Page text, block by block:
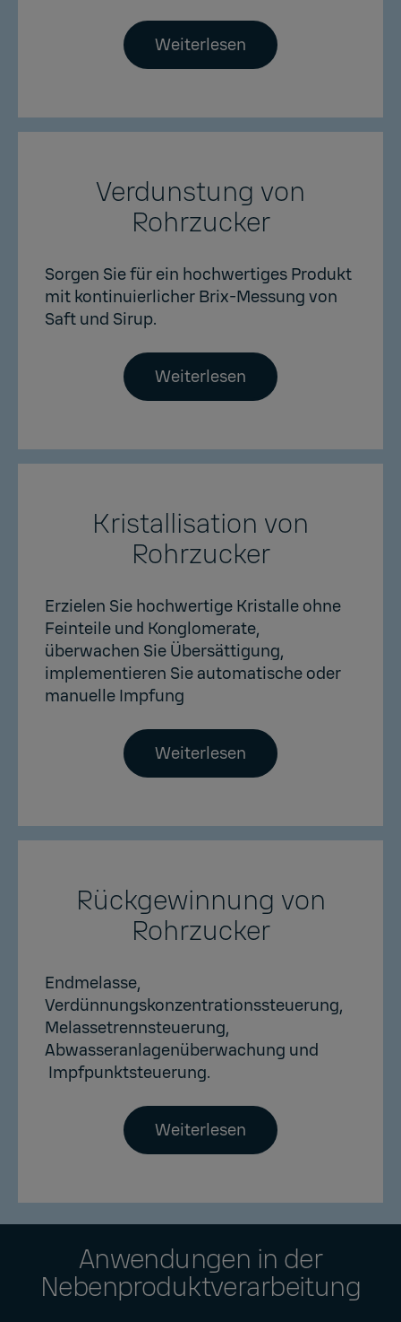
Weiterlesen
Verdunstung von
Rohrzucker
Sorgen Sie für ein hochwertiges Produkt
mit kontinuierlicher Brix-Messung von
Saft und Sirup.
Weiterlesen
Kristallisation von
Rohrzucker
Erzielen Sie hochwertige Kristalle ohne
Feinteile und Konglomerate,
überwachen Sie Übersättigung,
implementieren Sie automatische oder
manuelle Impfung
Weiterlesen
Rückgewinnung von
Rohrzucker
Endmelasse,
Verdünnungskonzentrationssteuerung,
Melassetrennsteuerung,
Abwasseranlagenüberwachung und
Impfpunktsteuerung.
Weiterlesen
Anwendungen in der
Nebenproduktverarbeitung